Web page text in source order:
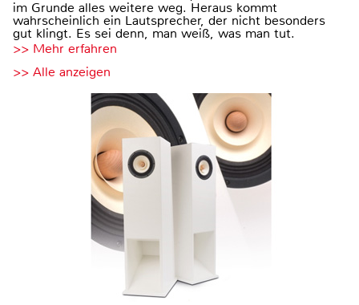
im Grunde alles weitere weg. Heraus kommt
wahrscheinlich ein Lautsprecher, der nicht besonders
gut klingt. Es sei denn, man weiß, was man tut.
>> Mehr erfahren
>> Alle anzeigen